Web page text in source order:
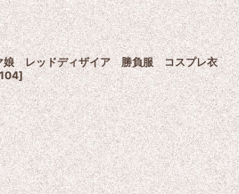
娘 レッドディザイア 勝負服 コスプレ衣
]